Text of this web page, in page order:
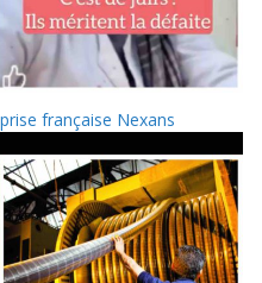
française Nexans